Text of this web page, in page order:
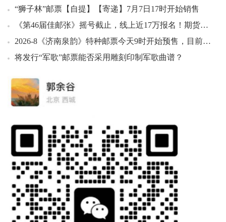
05：19 粮农组织成立八十周年套票方连0.62元成交240套
05：36 数学之美小版好品10.20元成交50版
05：52 张仲景小型张（评级版）好品999.00元成交2刀
06：09 屈原小型张原封3.10元成交100张
06：10 平遥古城小全张（评级版）好品530.00元成交2张
06：44 张骞小型张原封3.10元成交600张
06：45 高铁发展成就小型张(2017-29M)原封3.10元成交200张
07：04 出圉图无齿纪念邮折好品70.00元成交10套
07：07 出圉图无齿纪念邮折好品70.00元成交10套
07：07 封神演义二小版好品18.50元成交100版
07：08 封神演义二小版好品18.50元成交110版
07：08 封神演义二小版好品18.50元成交148版
“狮子林”邮票【自提】【寄递】7月7日17时开始销售
《第46届佳邮张》摇号截止，线上近17万报名！期货50，市场预期不高→
2026-8《济南泉韵》特种邮票今天9时开始预售，目前其发行量和大版版式仍在和您“躲猫猫”
将发行“军歌”邮票能否采用雕刻印制军歌曲谱？